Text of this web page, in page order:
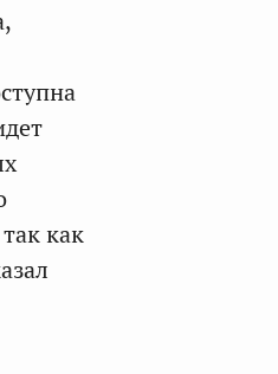
как